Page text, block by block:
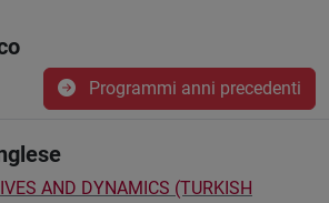
Programmi anni precedenti
AND DYNAMICS (TURKISH